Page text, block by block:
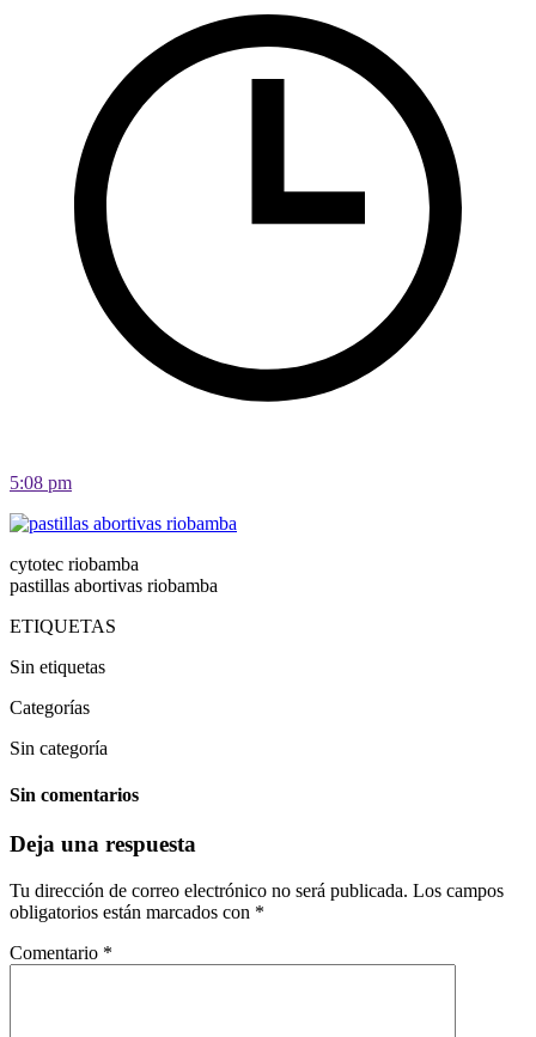
5:08 pm
cytotec riobamba
pastillas abortivas riobamba
ETIQUETAS
Sin etiquetas
Categorías
Sin categoría
Sin comentarios
Deja una respuesta
Tu dirección de correo electrónico no será publicada. Los campos
obligatorios están marcados con *
Comentario *